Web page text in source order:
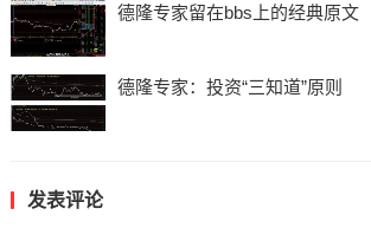
德隆专家留在bbs上的经典原文
德隆专家：投资“三知道”原则
发表评论